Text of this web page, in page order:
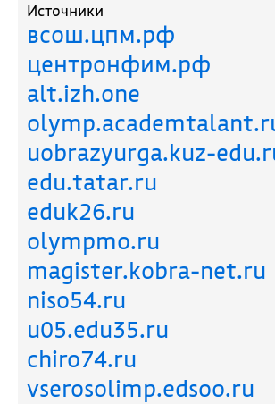
Источники
всош.цпм.рф
центронфим.рф
alt.izh.one
uobrazyurga.kuz-
edu.tatar.ru
eduk26.ru
olympmo.ru
magister.kobra-net.ru
niso54.ru
u05.edu35.ru
chiro74.ru
vserosolimp.edsoo.ru